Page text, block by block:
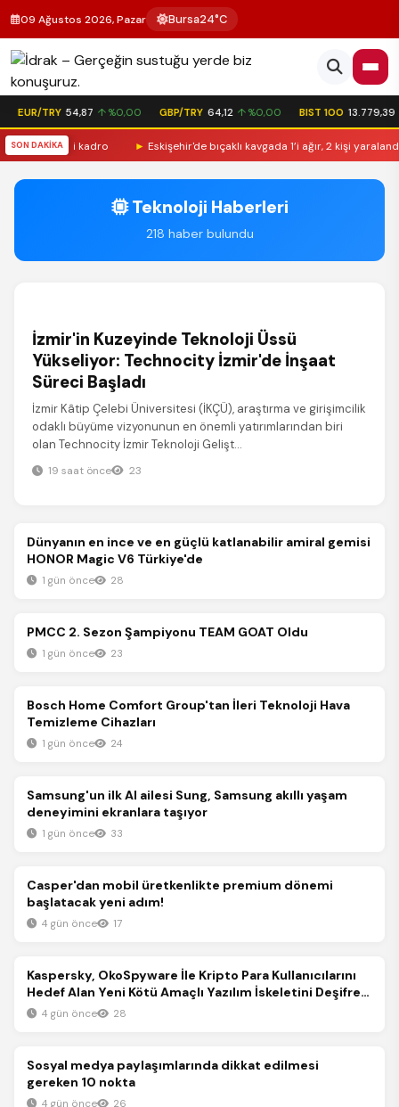
09 Ağustos 2026, Pazar Bursa24°C
EUR/TRY 54,87 ↑ %0,00 GBP/TRY 64,12 ↑ %0,00 BIST 100 13.779,39
SON DAKİKA
bin 250 yeni kadro ►Eskişehir'de bıçaklı kavgada 1’i ağır, 2 kişi yaralandı
Teknoloji Haberleri
218 haber bulundu
İzmir'in Kuzeyinde Teknoloji Üssü
Yükseliyor: Technocity İzmir'de İnşaat
Süreci Başladı
İzmir Kâtip Çelebi Üniversitesi (İKÇÜ), araştırma ve girişimcilik
odaklı büyüme vizyonunun en önemli yatırımlarından biri
olan Technocity İzmir Teknoloji Gelişt...
19 saat önce 23
Teknoloji
Dünyanın en ince ve en güçlü katlanabilir amiral gemisi
HONOR Magic V6 Türkiye'de
1 gün önce 28
Teknoloji
PMCC 2. Sezon Şampiyonu TEAM GOAT Oldu
1 gün önce 23
Teknoloji
Bosch Home Comfort Group'tan İleri Teknoloji Hava
Temizleme Cihazları
1 gün önce 24
Teknoloji
Samsung'un ilk AI ailesi Sung, Samsung akıllı yaşam
deneyimini ekranlara taşıyor
1 gün önce 33
Teknoloji
Casper'dan mobil üretkenlikte premium dönemi
başlatacak yeni adım!
4 gün önce 17
Teknoloji
Kaspersky, OkoSpyware İle Kripto Para Kullanıcılarını
Hedef Alan Yeni Kötü Amaçlı Yazılım İskeletini Deşifre
Etti4 gün önce 28
Teknoloji
Sosyal medya paylaşımlarında dikkat edilmesi
gereken 10 nokta
4 gün önce 26